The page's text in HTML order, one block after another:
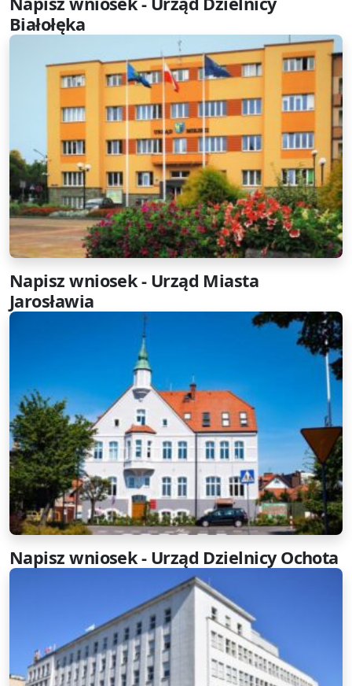
Białołęka
Napisz wniosek - Urząd Miasta
Jarosławia
Napisz wniosek - Urząd Dzielnicy Ochota